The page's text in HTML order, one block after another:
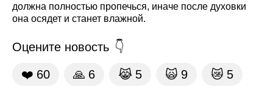
должна полностью пропечься, иначе после духовки
она осядет и станет влажной.
Оцените новость
❤️ 60 🙏 6 😹 5 🙀 9 😿 5